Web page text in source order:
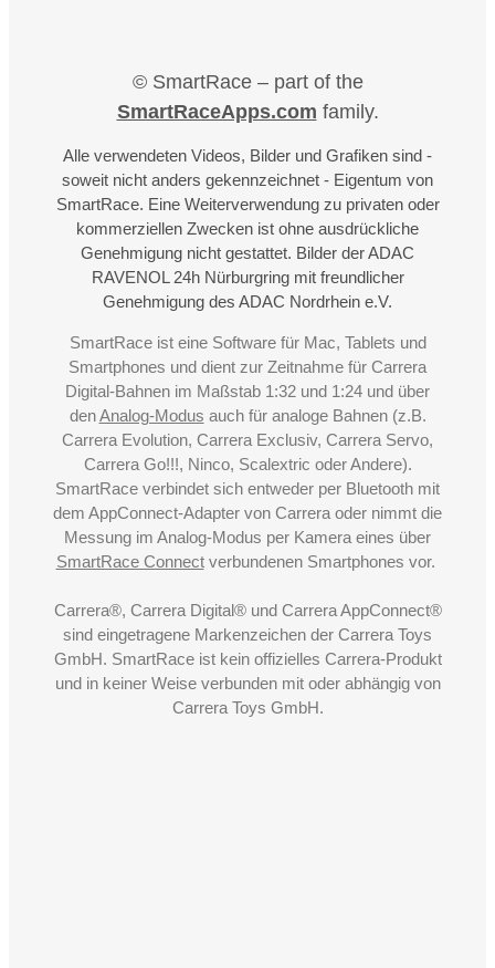
© SmartRace – part of the
SmartRaceApps.com family.
Alle verwendeten Videos, Bilder und Grafiken sind -
soweit nicht anders gekennzeichnet - Eigentum von
SmartRace. Eine Weiterverwendung zu privaten oder
kommerziellen Zwecken ist ohne ausdrückliche
Genehmigung nicht gestattet. Bilder der ADAC
RAVENOL 24h Nürburgring mit freundlicher
Genehmigung des ADAC Nordrhein e.V.
SmartRace ist eine Software für Mac, Tablets und
Smartphones und dient zur Zeitnahme für Carrera
Digital-Bahnen im Maßstab 1:32 und 1:24 und über
denAnalog-Modus auch für analoge Bahnen (z.B.
Carrera Evolution, Carrera Exclusiv, Carrera Servo,
Carrera Go!!!, Ninco, Scalextric oder Andere).
SmartRace verbindet sich entweder per Bluetooth mit
dem AppConnect-Adapter von Carrera oder nimmt die
Messung im Analog-Modus per Kamera eines über
SmartRace Connectverbundenen Smartphones vor.
Carrera®, Carrera Digital® und Carrera AppConnect®
sind eingetragene Markenzeichen der Carrera Toys
GmbH. SmartRace ist kein offizielles Carrera-Produkt
und in keiner Weise verbunden mit oder abhängig von
Carrera Toys GmbH.